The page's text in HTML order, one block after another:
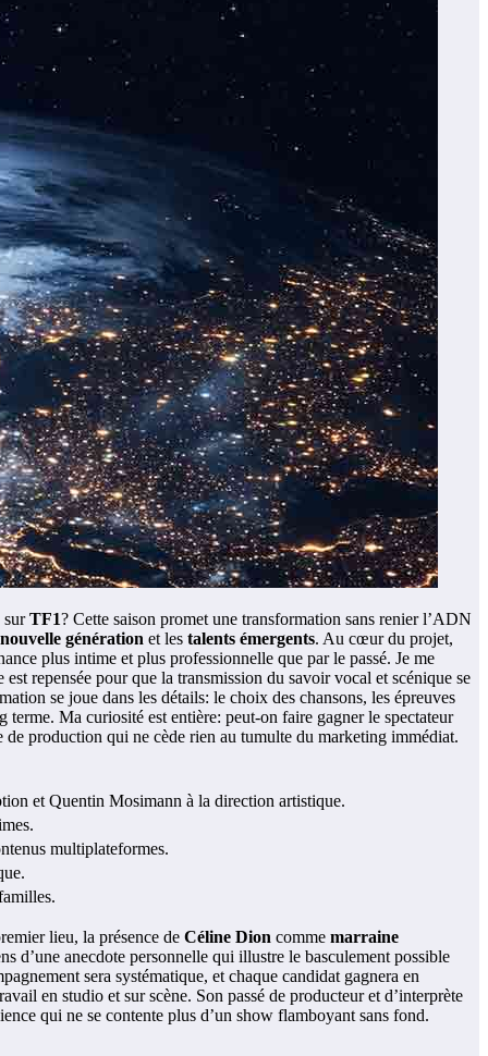
surTF1? Cette saison promet une transformation sans renier l’ADN
nouvelle génération et les talents émergents. Au cœur du projet,
plus intime et plus professionnelle que par le passé. Je me
repensée pour que la transmission du savoir vocal et scénique se
se joue dans les détails: le choix des chansons, les épreuves
terme. Ma curiosité est entière: peut-on faire gagner le spectateur
de production qui ne cède rien au tumulte du marketing immédiat.
et Quentin Mosimann à la direction artistique.
multiplateformes.
lieu, la présence de Céline Dion comme marraine
d’une anecdote personnelle qui illustre le basculement possible
sera systématique, et chaque candidat gagnera en
en studio et sur scène. Son passé de producteur et d’interprète
qui ne se contente plus d’un show flamboyant sans fond.